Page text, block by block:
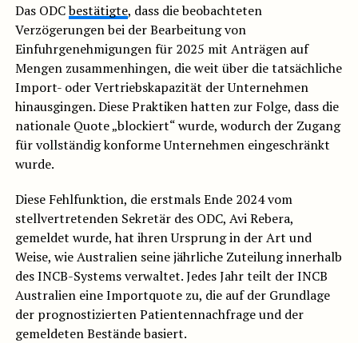
Das ODCbestätigte, dass die beobachteten
Verzögerungen bei der Bearbeitung von
Einfuhrgenehmigungen für 2025 mit Anträgen auf
Mengen zusammenhingen, die weit über die tatsächliche
Import- oder Vertriebskapazität der Unternehmen
hinausgingen. Diese Praktiken hatten zur Folge, dass die
nationale Quote „blockiert“ wurde, wodurch der Zugang
für vollständig konforme Unternehmen eingeschränkt
wurde.
Diese Fehlfunktion, die erstmals Ende 2024 vom
stellvertretenden Sekretär des ODC, Avi Rebera,
gemeldet wurde, hat ihren Ursprung in der Art und
Weise, wie Australien seine jährliche Zuteilung innerhalb
des INCB-Systems verwaltet. Jedes Jahr teilt der INCB
Australien eine Importquote zu, die auf der Grundlage
der prognostizierten Patientennachfrage und der
gemeldeten Bestände basiert.